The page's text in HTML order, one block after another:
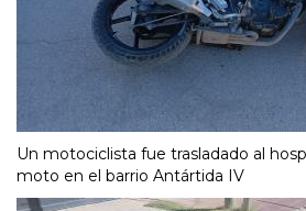
Un motociclista fue trasladado al
moto en el barrio Antártida IV